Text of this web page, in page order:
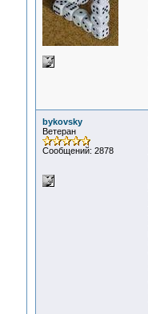
bykovsky
Ветеран
Сообщений: 2878